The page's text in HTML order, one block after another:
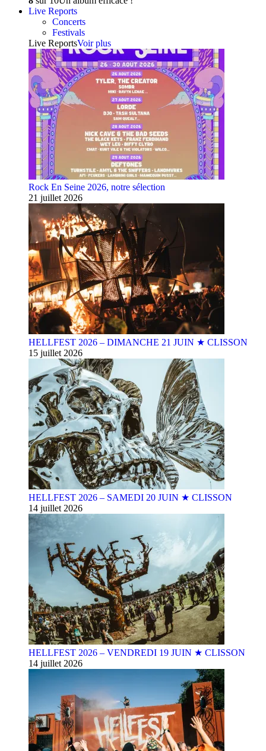
Live Reports
Concerts
Festivals
Live ReportsVoir plus
Rock En Seine 2026, notre sélection
21 juillet 2026
HELLFEST 2026 – DIMANCHE 21 JUIN ★ CLISSON
15 juillet 2026
HELLFEST 2026 – SAMEDI 20 JUIN ★ CLISSON
14 juillet 2026
HELLFEST 2026 – VENDREDI 19 JUIN ★ CLISSON
14 juillet 2026